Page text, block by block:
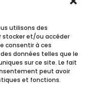
utilisons des
stocker et/ou accéder
consentir à ces
données telles que le
sur ce site. Le fait
peut avoir
et fonctions.